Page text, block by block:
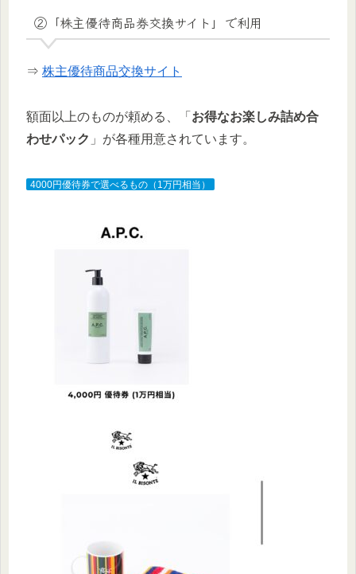
②「株主優待商品券交換サイト」で利用
⇒ 株主優待商品交換サイト
額面以上のものが頼める、「 お得なお楽しみ詰め合
わせパック 」が各種用意されています。
4000円優待券で選べるもの（1万円相当）